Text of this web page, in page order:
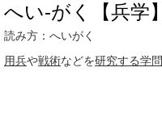
へい‐がく【兵学】
読み方：へいがく
用兵や戦術などを研究する学問